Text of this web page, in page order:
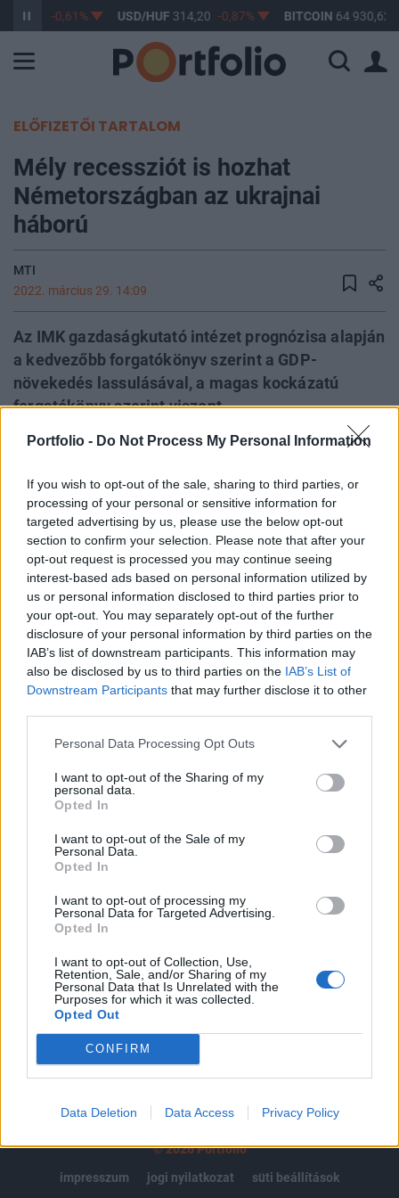
Portfolio - Do Not Process My Personal Information
If you wish to opt-out of the sale, sharing to third parties, or
processing of your personal or sensitive information for
targeted advertising by us, please use the below opt-out
section to confirm your selection. Please note that after your
opt-out request is processed you may continue seeing
interest-based ads based on personal information utilized by
us or personal information disclosed to third parties prior to
your opt-out. You may separately opt-out of the further
disclosure of your personal information by third parties on the
IAB’s list of downstream participants. This information may
also be disclosed by us to third parties on the IAB’s List of
Downstream Participants that may further disclose it to other
Personal Data Processing Opt Outs
I want to opt-out of the Sharing of my
personal data.
Opted In
I want to opt-out of the Sale of my
Personal Data.
Opted In
I want to opt-out of processing my
Personal Data for Targeted Advertising.
Opted In
I want to opt-out of Collection, Use,
Retention, Sale, and/or Sharing of my
Personal Data that Is Unrelated with the
Purposes for which it was collected.
Opted Out
CONFIRM
Data Deletion Data Access Privacy Policy
363,17 -0,61% USD/HUF314,20 -0,87% BITCOIN64 930,62
ELŐFIZETŐI TARTALOM
Mély recessziót is hozhat
Németországban az ukrajnai
háború
MTI
2022. március 29. 14:09
Az IMK gazdaságkutató intézet prognózisa alapján
a kedvezőbb forgatókönyv szerint a GDP-
növekedés lassulásával, a magas kockázatú
forgatókönyv szerint viszont
teljesítménycsökkenéssel néz szembe az idén a
német gazdaság az ukrajnai háború miatt.
Energiaembargó esetén viszont mély recesszióval
kell számolni.
Lendületben a hazai vállalkozások 2026A magyar
gazdasági és finanszírozási környezet jelentős
átalakuláson megy keresztül, ismét az alkalmazkodás
kényszere elé állítva a hazai gazdasági ökoszisztémát. Erre
reagálva a Portfolio új konferenciájának célja, hogy
gyakorlati útmutatást adjon a magyar vállalkozásoknak az
előttük álló gazdasági és működési kihívások...
A keresett cikk a portfolio.hu hírarchívumához
tartozik, melynek olvasása előfizetéses
regisztrációhoz kötött.
Az előfizetés a következőket tartalmazza:
Portfolio.hu teljes cikkarchívum
Kötéslisták: BÉT elmúlt 2 év napon belüli
kötéslistái
MÁR ELŐFIZETŐNK VAGY? BEJELENTKEZÉS
© 2026 Portfolio
impresszum
jogi nyilatkozat süti beállítások